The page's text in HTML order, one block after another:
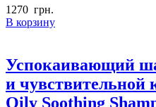
1270 грн.
В корзину
Успокаивающий
и чувствительной
Oily Soothing